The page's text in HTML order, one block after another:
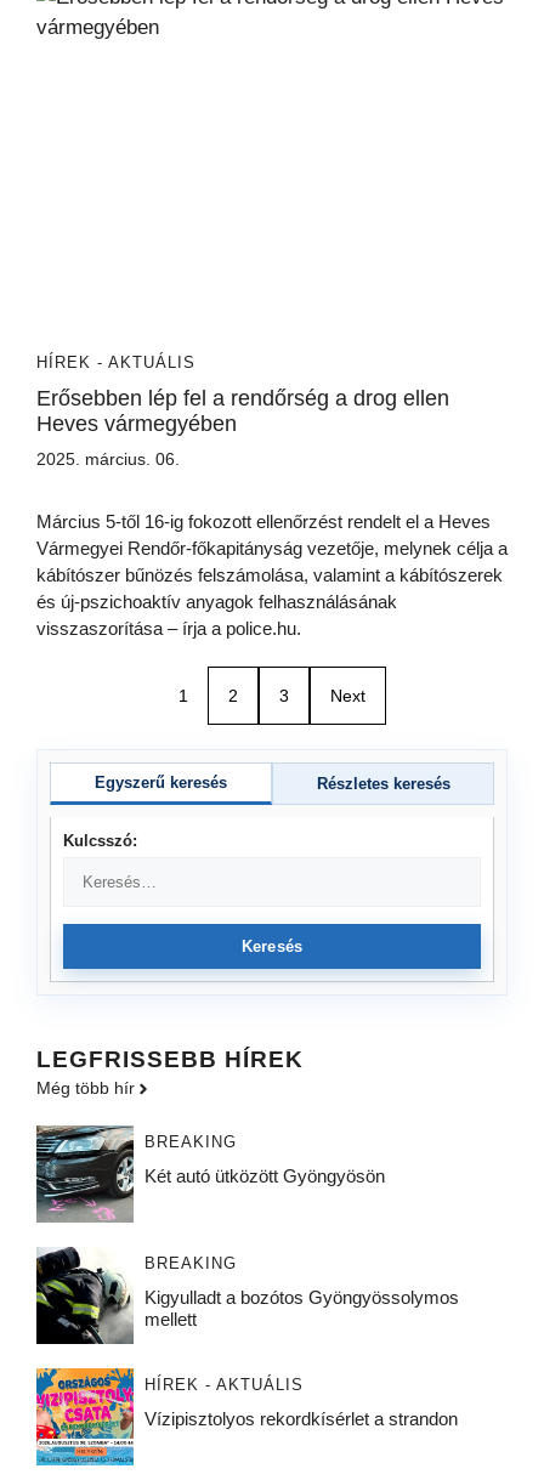
HÍREK - AKTUÁLIS
Erősebben lép fel a rendőrség a drog ellen
Heves vármegyében
2025. március. 06.
Március 5-től 16-ig fokozott ellenőrzést rendelt el a Heves
Vármegyei Rendőr-főkapitányság vezetője, melynek célja a
kábítószer bűnözés felszámolása, valamint a kábítószerek
és új-pszichoaktív anyagok felhasználásának
visszaszorítása – írja a police.hu.
1 2 3 Next
Egyszerű keresés Részletes keresés
Kulcsszó:
Keresés
LEGFRISSEBB HÍREK
Még több hír
BREAKING
Két autó ütközött Gyöngyösön
BREAKING
Kigyulladt a bozótos Gyöngyössolymos
mellett
HÍREK - AKTUÁLIS
Vízipisztolyos rekordkísérlet a strandon